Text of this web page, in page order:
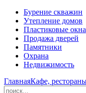
Бурение скважин
Утепление домов
Пластиковые окна
Продажа дверей
Памятники
Охрана
Недвижимость
ГлавнаяКафе,